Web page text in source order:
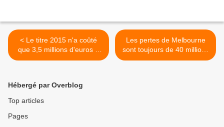
< Le titre 2015 n'a coûté
que 3,5 millions d'euros à
Mercedes
Les pertes de Melbourne
sont toujours de 40 millions
d'euros >
Hébergé par Overblog
Top articles
Pages